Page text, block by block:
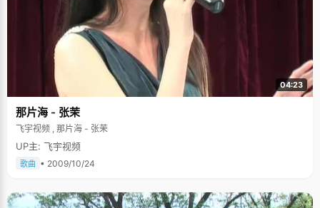
04:23
那片海 - 张茉
飞宇视频 , 那片海 - 张茉
UP主: 飞宇视频
歌曲 • 2009/10/24